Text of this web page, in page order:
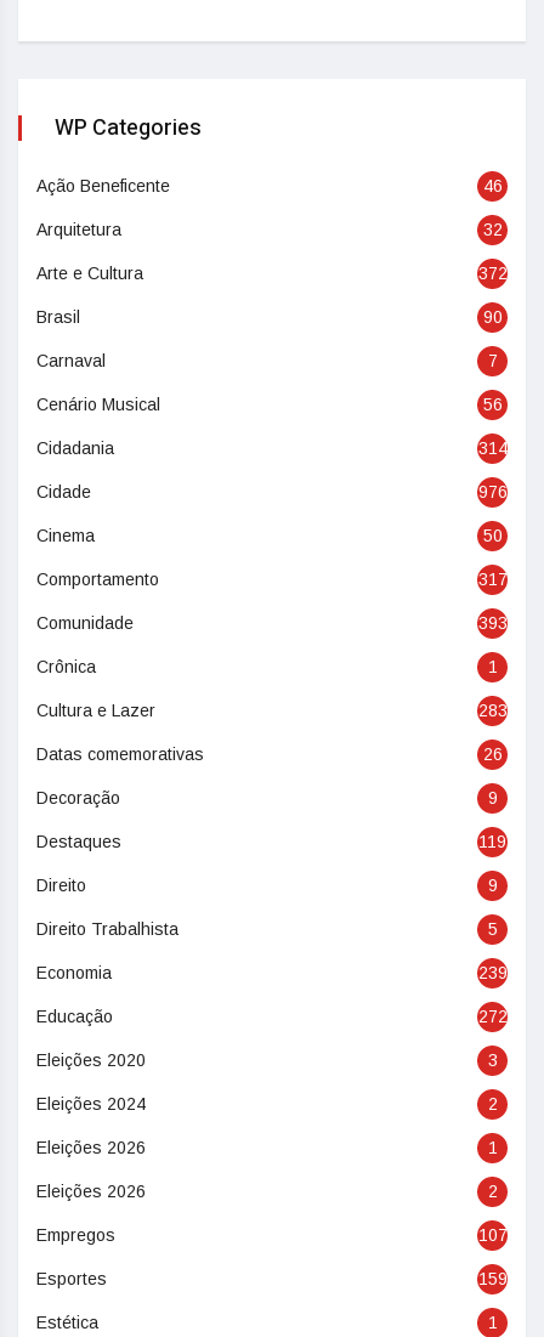
WP Categories
Ação Beneficente 46
Arquitetura 32
Arte e Cultura 372
Brasil 90
Carnaval 7
Cenário Musical 56
Cidadania 314
Cidade 976
Cinema 50
Comportamento 317
Comunidade 393
Crônica 1
Cultura e Lazer 283
Datas comemorativas 26
Decoração 9
Destaques 119
Direito 9
Direito Trabalhista 5
Economia 239
Educação 272
Eleições 2020 3
Eleições 2024 2
Eleições 2026 1
Eleições 2026 2
Empregos 107
Esportes 159
Estética 1